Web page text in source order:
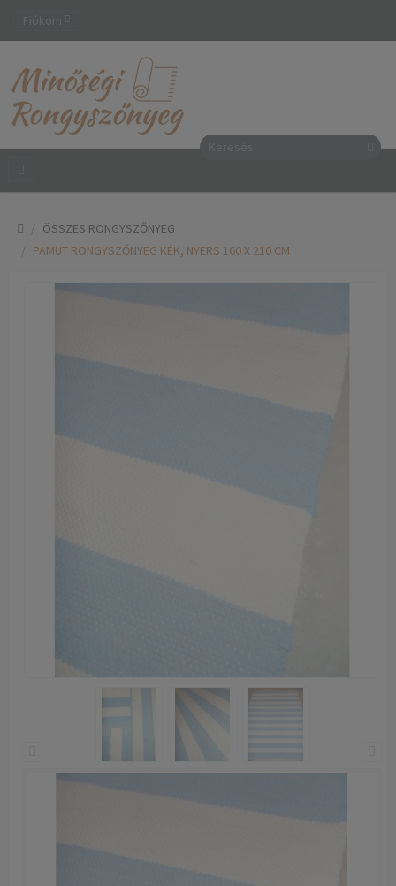
ÖSSZES RONGYSZŐNYEG
PAMUT RONGYSZŐNYEG KÉK, NYERS 160 X 210 CM